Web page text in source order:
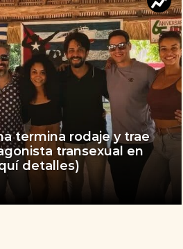
termina rodaje y trae
transexual en
detalles)